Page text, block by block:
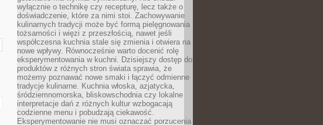
wyłącznie o technikę czy recepturę, lecz także o
doświadczenie, które za nimi stoi. Zachowywanie
kulinarnych tradycji może być formą pielęgnowania
tożsamości i więzi z przeszłością, nawet jeśli
współczesna kuchnia stale się zmienia i otwiera na
nowe wpływy. Równocześnie warto docenić rolę
eksperymentowania w kuchni. Dzisiejszy dostęp do
produktów z różnych stron świata sprawia, że
możemy poznawać nowe smaki i łączyć odmienne
tradycje kulinarne. Kuchnia włoska, azjatycka,
śródziemnomorska, bliskowschodnia czy lokalne
interpretacje dań z różnych kultur wzbogacają
codzienne menu i pobudzają ciekawość.
Eksperymentowanie nie musi oznaczać porzucenia